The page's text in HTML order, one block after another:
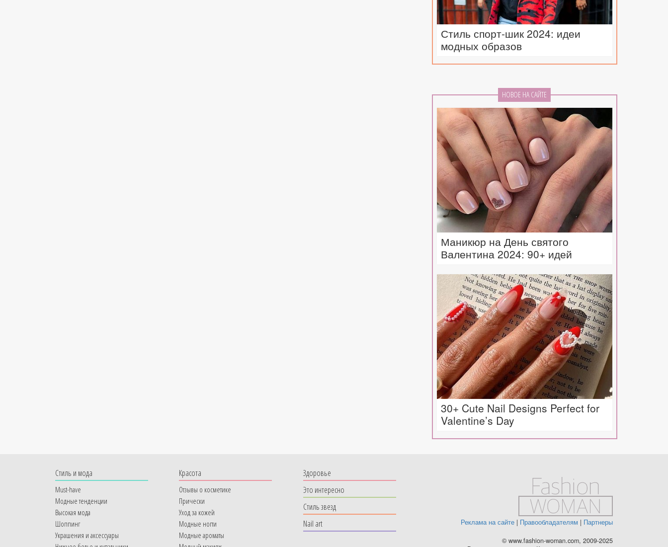
Стиль спорт-шик 2024: идеи
модных образов
НОВОЕ НА САЙТЕ
Маникюр на День святого
Валентина 2024: 90+ идей
30+ Cute Nail Designs Perfect for
Valentine’s Day
Cтиль и мода
Must-have
Модные тенденции
Высокая мода
Шоппинг
Украшения и аксессуары
Красота
Отзывы о косметике
Прически
Уход за кожей
Модные ногти
Модные ароматы
Здоровье
Это интересно
Стиль звезд
Nail art
Реклама на сайте| Правообладателям | Партнеры
© www.fashion-woman.com, 2009-2025